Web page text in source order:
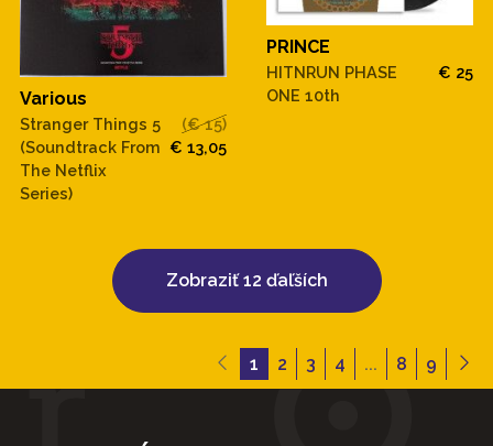
Various
Stranger Things 5
(Soundtrack From
The Netflix
Series)
(€ 15)
€ 13,05
PRINCE
HITNRUN PHASE
ONE 10th
€ 25
Zobraziť 12 ďaľších
1 2 3 4 ... 8 9